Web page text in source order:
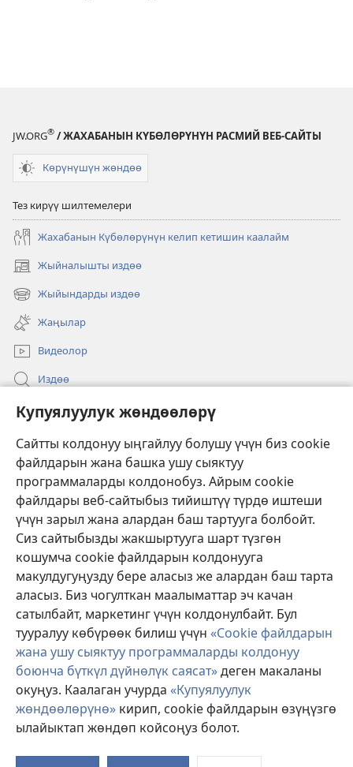
Купуялуулук жөндөөлөрү
Сайтты колдонуу ыңгайлуу болушу үчүн биз cookie
файлдарын жана башка ушу сыяктуу
программаларды колдонобуз. Айрым cookie
файлдары веб-сайтыбыз тийиштүү түрдө иштеши
үчүн зарыл жана алардан баш тартууга болбойт.
Сиз сайтыбызды жакшыртууга шарт түзгөн
кошумча cookie файлдарын колдонууга
макулдугуңузду бере аласыз же алардан баш тарта
аласыз. Биз чогулткан маалыматтар эч качан
сатылбайт, маркетинг үчүн колдонулбайт. Бул
тууралуу көбүрөөк билиш үчүн «Cookie файлдарын
жана ушу сыяктуу программаларды колдонуу
боюнча бүткүл дүйнөлүк саясат»деген макаланы
окуңуз. Каалаган учурда «Купуялуулук
жөндөөлөрүнө» кирип, cookie файлдарын өзүңүзгө
ылайыктап жөндөп койсоңуз болот.
JW.ORG® / ЖАХАБАНЫН КҮБӨЛӨРҮНҮН РАСМИЙ ВЕБ-САЙТЫ
Көрүнүшүн жөндөө
Тез кирүү шилтемелери
Жахабанын Күбөлөрүнүн келип кетишин каалайм
Жыйналышты издөө
(жаңы
терезе
ачат)
Жыйындарды издөө
(жаңы
терезе
ачат)
Жаңылар
Видеолор
Издөө
Бийлик өкүлдөрү үчүн маалымат
(жаңы
терезе
ачат)
ОНЛАЙН КИТЕПКАНА
(жаңы
терезе
ачат) JW Hub
(жаңы
терезе
ачат) JW Library
Watchtower Library
Copyright© 2026 Watch Tower Bible and Tract Society of Pennsylvania.
КОЛДОНУУ ШАРТТАРЫ| КУПУЯЛУУЛУК САЯСАТЫ
ЖӨНДӨӨЛӨРҮ